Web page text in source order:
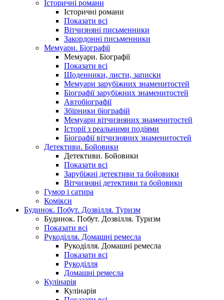
Історичні романи
Історичні романи
Показати всі
Вітчизняні письменники
Закордонні письменники
Мемуари. Біографії
Мемуари. Біографії
Показати всі
Щоденники, листи, записки
Мемуари зарубіжних знаменитостей
Біографії зарубіжних знаменитостей
Автобіографії
Збірники біографій
Мемуари вітчизняних знаменитостей
Історії з реальними подіями
Біографії вітчизняних знаменитостей
Детективи. Бойовики
Детективи. Бойовики
Показати всі
Зарубіжні детективи та бойовики
Вітчизняні детективи та бойовики
Гумор і сатира
Комікси
Будинок. Побут. Дозвілля. Туризм
Будинок. Побут. Дозвілля. Туризм
Показати всі
Рукоділля. Домашні ремесла
Рукоділля. Домашні ремесла
Показати всі
Рукоділля
Домашні ремесла
Кулінарія
Кулінарія